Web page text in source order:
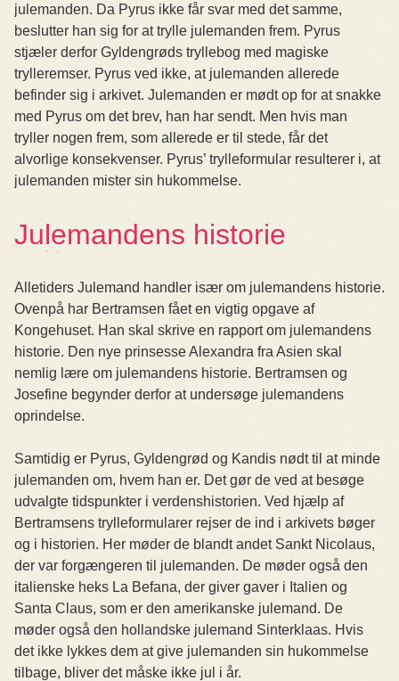
julemanden. Da Pyrus ikke får svar med det samme,
beslutter han sig for at trylle julemanden frem. Pyrus
stjæler derfor Gyldengrøds tryllebog med magiske
trylleremser. Pyrus ved ikke, at julemanden allerede
befinder sig i arkivet. Julemanden er mødt op for at snakke
med Pyrus om det brev, han har sendt. Men hvis man
tryller nogen frem, som allerede er til stede, får det
alvorlige konsekvenser. Pyrus’ trylleformular resulterer i, at
julemanden mister sin hukommelse.
Julemandens historie
Alletiders Julemand handler især om julemandens historie.
Ovenpå har Bertramsen fået en vigtig opgave af
Kongehuset. Han skal skrive en rapport om julemandens
historie. Den nye prinsesse Alexandra fra Asien skal
nemlig lære om julemandens historie. Bertramsen og
Josefine begynder derfor at undersøge julemandens
oprindelse.
Samtidig er Pyrus, Gyldengrød og Kandis nødt til at minde
julemanden om, hvem han er. Det gør de ved at besøge
udvalgte tidspunkter i verdenshistorien. Ved hjælp af
Bertramsens trylleformularer rejser de ind i arkivets bøger
og i historien. Her møder de blandt andet Sankt Nicolaus,
der var forgængeren til julemanden. De møder også den
italienske heks La Befana, der giver gaver i Italien og
Santa Claus, som er den amerikanske julemand. De
møder også den hollandske julemand Sinterklaas. Hvis
det ikke lykkes dem at give julemanden sin hukommelse
tilbage, bliver det måske ikke jul i år.